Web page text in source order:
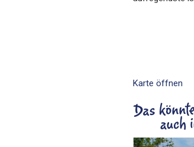
Karte öffnen